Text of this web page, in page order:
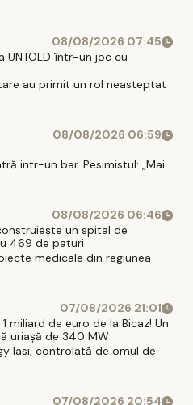
08/08/2026 07:45
UNTOLD într-un joc cu
au primit un rol neasteptat
08/08/2026 06:59
intr-un bar. Pesimistul: „Mai
08/08/2026 06:46
un spital de
469 de paturi
medicale din regiunea
07/08/2026 21:01
miliard de euro de la Bicaz! Un
uriașă de 340 MW
Iasi, controlată de omul de
07/08/2026 20:54